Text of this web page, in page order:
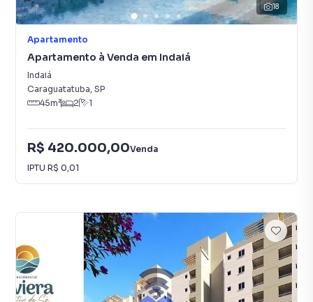
18
Apartamento
Apartamento à Venda em Indaiá
Indaiá
Caraguatatuba, SP
45m² 2 1
R$ 420.000,00Venda
IPTU R$ 0,01